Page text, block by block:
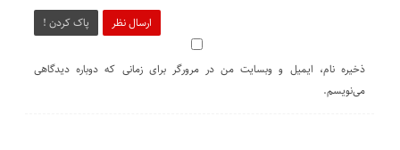
ارسال نظر پاک کردن !
ذخیره نام، ایمیل و وبسایت من در مرورگر برای زمانی که دوباره دیدگاهی
می‌نویسم.